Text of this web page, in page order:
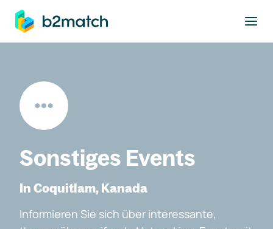
springen
Sonstiges Events
In Coquitlam, Kanada
Informieren Sie sich über interessante,